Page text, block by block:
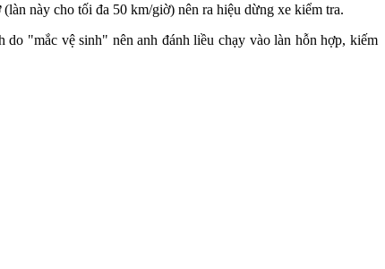
này cho tối đa 50 km/giờ) nên ra hiệu dừng xe kiểm tra.
"mắc vệ sinh" nên anh đánh liều chạy vào làn hỗn hợp, kiếm